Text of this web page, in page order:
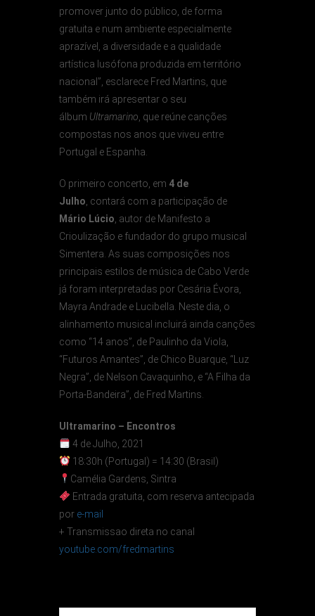
promover junto do público, de forma
gratuita e num ambiente especialmente
aprazível, a diversidade e a qualidade
artística lusófona produzida em território
nacional”, esclarece Fred Martins, que
também irá apresentar o seu
álbum Ultramarino , que reúne canções
compostas nos anos que viveu entre
Portugal e Espanha.
O primeiro concerto, em 4 de
Julho , contará com a participação de
Mário Lúcio , autor de Manifesto a
Crioulização e fundador do grupo musical
Simentera. As suas composições nos
principais estilos de música de Cabo Verde
já foram interpretadas por Cesária Évora,
Mayra Andrade e Lucibella. Neste dia, o
alinhamento musical incluirá ainda canções
como “14 anos”, de Paulinho da Viola,
“Futuros Amantes”, de Chico Buarque, “Luz
Negra”, de Nelson Cavaquinho, e “A Filha da
Porta-Bandeira”, de Fred Martins.
Ultramarino – Encontros
4 de Julho, 2021
18:30h (Portugal) = 14:30 (Brasil)
Camélia Gardens, Sintra
Entrada gratuita, com reserva antecipada
por e-mail
+ Transmissao direta no canal
youtube.com/fredmartins